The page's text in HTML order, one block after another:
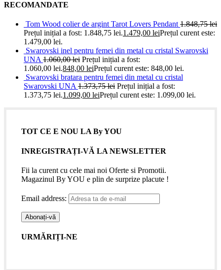
RECOMANDATE
Tom Wood colier de argint Tarot Lovers Pendant 1.848,75lei
Prețul inițial a fost: 1.848,75 lei.1.479,00 leiPrețul curent este:
1.479,00 lei.
Swarovski inel pentru femei din metal cu cristal Swarovski
UNA 1.060,00lei Prețul inițial a fost:
1.060,00 lei.848,00 leiPrețul curent este: 848,00 lei.
Swarovski bratara pentru femei din metal cu cristal
Swarovski UNA 1.373,75lei Prețul inițial a fost:
1.373,75 lei.1.099,00 leiPrețul curent este: 1.099,00 lei.
TOT CE E NOU LA By YOU
INREGISTRAȚI-VĂ LA NEWSLETTER
Fii la curent cu cele mai noi Oferte si Promotii.
Magazinul By YOU e plin de surprize placute !
Email address:
URMĂRIȚI-NE